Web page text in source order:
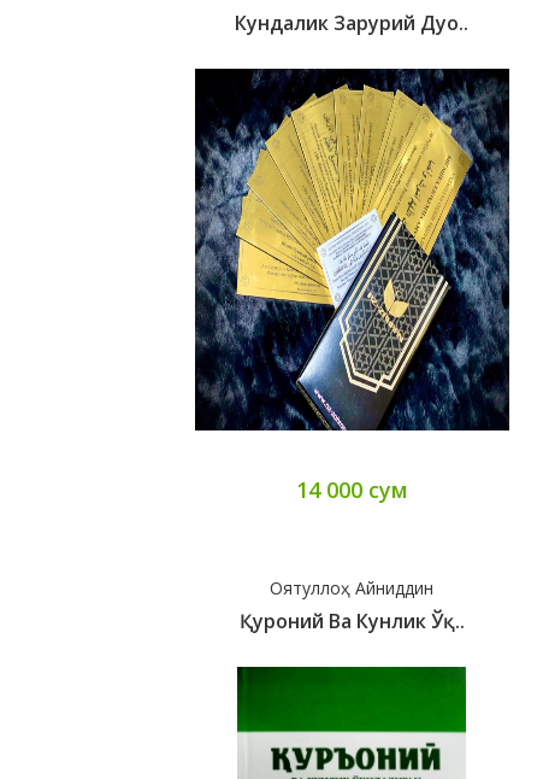
Кундалик Зарурий Дуо..
14 000 сум
Оятуллоҳ Айниддин
Қуроний Ва Кунлик Ўқ..